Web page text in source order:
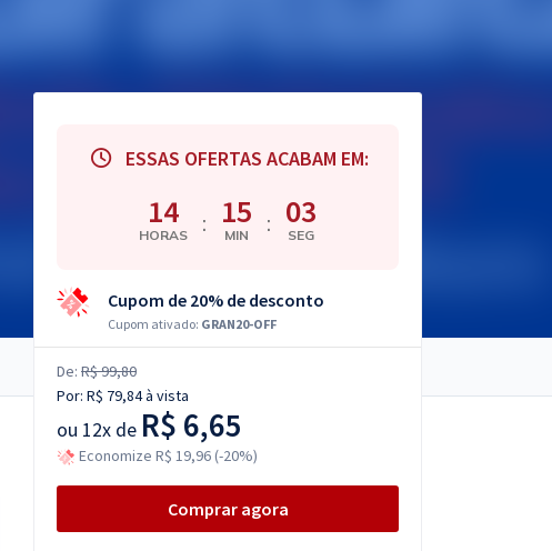
ESSAS OFERTAS ACABAM EM:
14
HORAS : 15
MIN : 01
SEG
Cupom de 20% de desconto
Cupom ativado: GRAN20-OFF
De: R$ 99,80
Por: R$ 79,84à vista
ou 12x de R$ 6,65
Economize R$ 19,96 (-20%)
Comprar agora